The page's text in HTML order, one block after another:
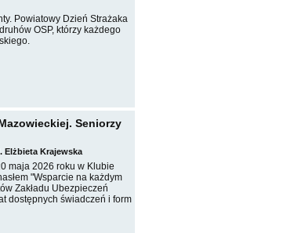
Powiatowy Dzień Strażaka
OSP, którzy każdego
Seniorzy
Elżbieta Krajewska
maja 2026 roku w Klubie
"Wsparcie na każdym
Zakładu Ubezpieczeń
dostępnych świadczeń i form